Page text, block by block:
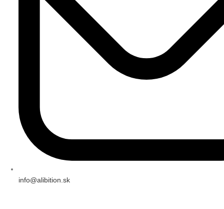
info@alibition.sk